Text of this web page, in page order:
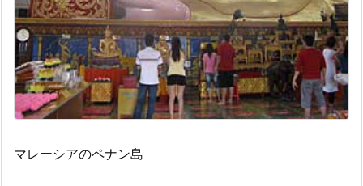
マレーシアのペナン島